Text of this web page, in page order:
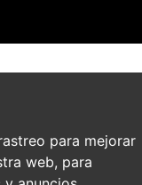
para mejorar
web, para